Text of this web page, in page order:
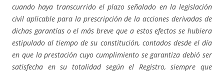
cuando haya transcurrido el plazo señalado en la legislación
civil aplicable para la prescripción de la acciones derivadas de
dichas garantías o el más breve que a estos efectos se hubiera
estipulado al tiempo de su constitución, contados desde el día
en que la prestación cuyo cumplimiento se garantiza debió ser
satisfecha en su totalidad según el Registro, siempre que